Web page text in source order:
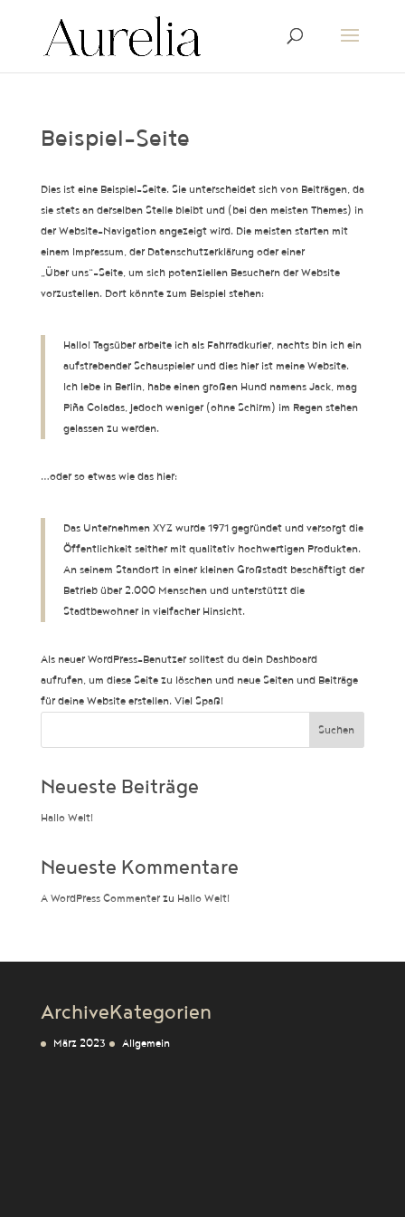
Beispiel-Seite
Dies ist eine Beispiel-Seite. Sie unterscheidet sich von Beiträgen, da
sie stets an derselben Stelle bleibt und (bei den meisten Themes) in
der Website-Navigation angezeigt wird. Die meisten starten mit
einem Impressum, der Datenschutzerklärung oder einer
„Über uns“-Seite, um sich potenziellen Besuchern der Website
vorzustellen. Dort könnte zum Beispiel stehen:
Hallo! Tagsüber arbeite ich als Fahrradkurier, nachts bin ich ein
aufstrebender Schauspieler und dies hier ist meine Website.
Ich lebe in Berlin, habe einen großen Hund namens Jack, mag
Piña Coladas, jedoch weniger (ohne Schirm) im Regen stehen
gelassen zu werden.
…oder so etwas wie das hier:
Das Unternehmen XYZ wurde 1971 gegründet und versorgt die
Öffentlichkeit seither mit qualitativ hochwertigen Produkten.
An seinem Standort in einer kleinen Großstadt beschäftigt der
Betrieb über 2.000 Menschen und unterstützt die
Stadtbewohner in vielfacher Hinsicht.
Als neuer WordPress-Benutzer solltest du dein Dashboard
aufrufen, um diese Seite zu löschen und neue Seiten und Beiträge
für deine Website erstellen. Viel Spaß!
Suchen
Neueste Beiträge
Hallo Welt!
Neueste Kommentare
A WordPress Commenterzu Hallo Welt!
Archive
März 2023
Kategorien
Allgemein